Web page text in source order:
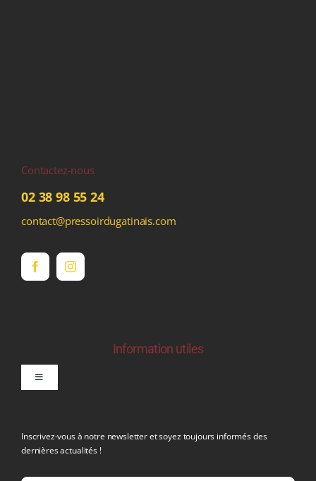
Contactez-nous
02 38 98 55 24
contact@pressoirdugatinais.com
Information utiles
Toggle
Inscrivez-vous à notre newsletter et soyez toujours informés des
dernières actualités !